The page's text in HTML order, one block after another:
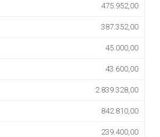
475.952,00
387.352,00
45.000,00
43.600,00
2.839.328,00
842.810,00
239.400,00